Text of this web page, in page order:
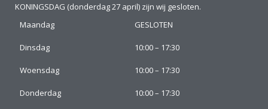
KONINGSDAG (donderdag 27 april) zijn wij gesloten.
Maandag
GESLOTEN
Dinsdag 10:00 – 17:30
Woensdag 10:00 – 17:30
Donderdag 10:00 – 17:30